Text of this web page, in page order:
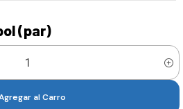
(par)
al Carro